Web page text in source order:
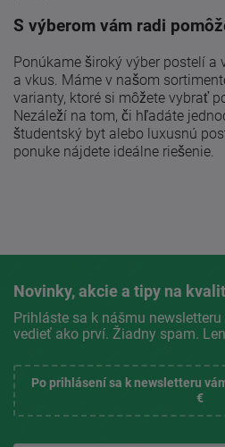
S výberom vám radi
Ponúkame široký výber postelí a
a vkus. Máme v našom
varianty, ktoré si môžete vybrať
Nezáleží na tom, či hľadáte
študentský byt alebo luxusnú
ponuke nájdete ideálne riešenie.
Novinky, akcie a tipy na
Prihláste sa k nášmu
vedieť ako prví. Žiadny spam.
Po prihlásení sa k newsletteru
€